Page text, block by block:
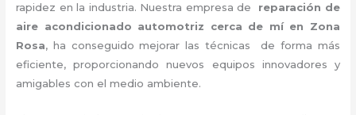
rapidez en la industria. Nuestra empresa de reparación de
aire acondicionado automotriz cerca de mí en Zona
Rosa, ha conseguido mejorar las técnicas de forma más
eficiente, proporcionando nuevos equipos innovadores y
amigables con el medio ambiente.